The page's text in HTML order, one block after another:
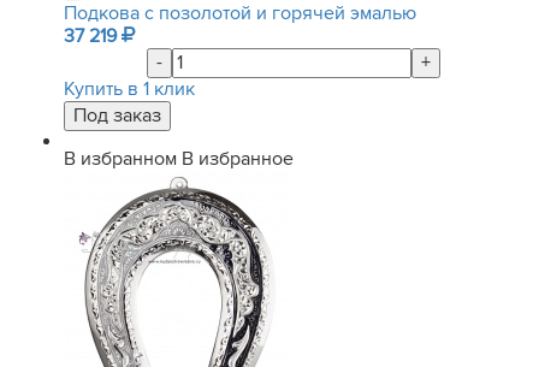
Подкова с позолотой и горячей эмалью
37 219
-
+
Купить в 1 клик
В избранном В избранное